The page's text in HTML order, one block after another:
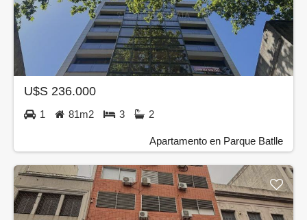
U$S 236.000
1 81m2 3 2
Apartamento en Parque Batlle